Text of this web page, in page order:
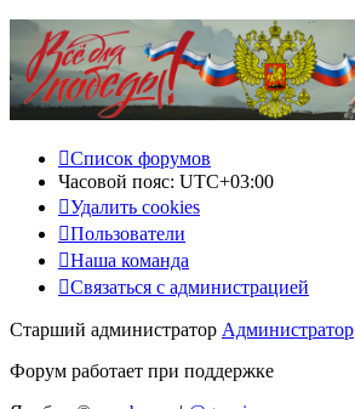
Список форумов
Часовой пояс: UTC+03:00
Удалить cookies
Пользователи
Наша команда
Связаться с администрацией
Старший администратор Администратор
Форум работает при поддержке